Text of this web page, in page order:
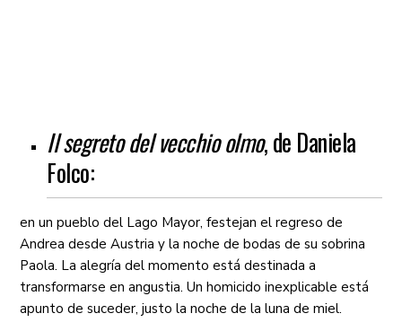
Il segreto del vecchio olmo, de Daniela
Folco:
en un pueblo del Lago Mayor, festejan el regreso de
Andrea desde Austria y la noche de bodas de su sobrina
Paola. La alegría del momento está destinada a
transformarse en angustia. Un homicido inexplicable está
apunto de suceder, justo la noche de la luna de miel.